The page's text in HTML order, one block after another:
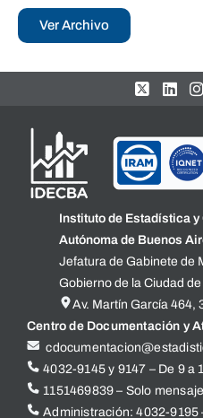
Ver Archivo
Instituto de Estadística y
Autónoma de Buenos
Jefatura de Gabinete de
Gobierno de la Ciudad
Av. Martín García 464,
Centro de Documentación y
4032-9145 y 9147 – De 9 a
1151469839 – Solo
Administración: 4032-9195